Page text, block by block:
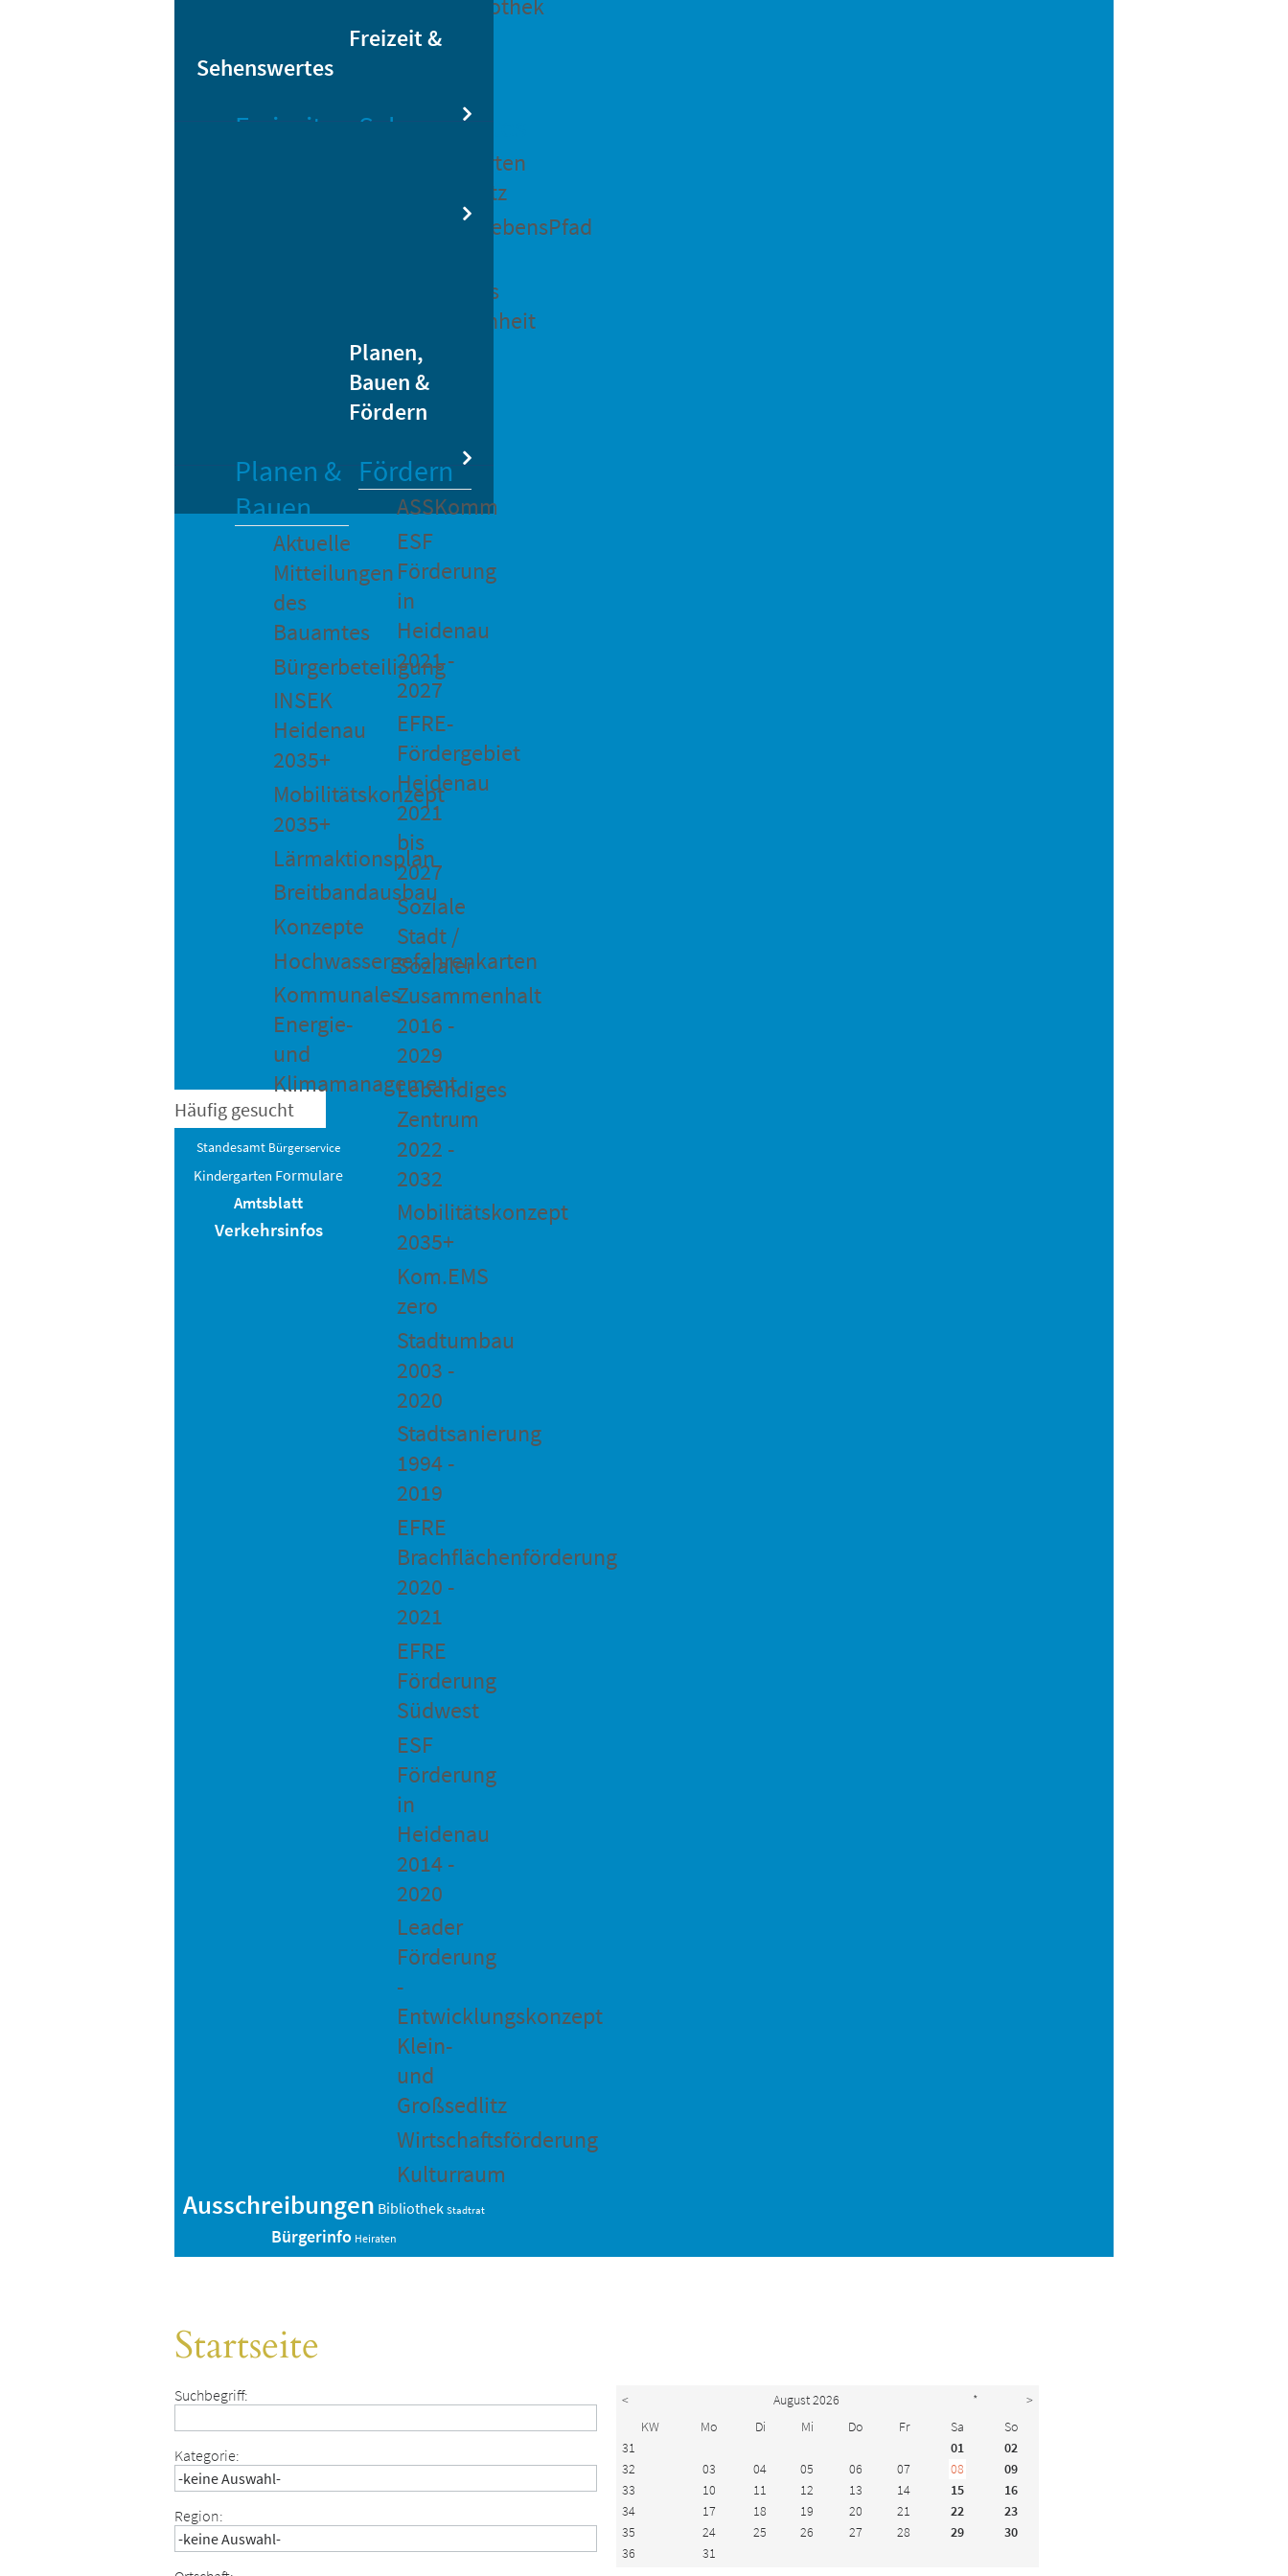
Bikesharing
Stadtbibliothek
Freizeit &
Sehenswertes
Freizeit
Heidenauer
Musiknacht
Sehenswertes
Barockgarten
Großsedlitz
MärchenLebensPfad
Heidenaus
Vergangenheit
Planen,
Bauen &
Fördern
Planen &
Bauen
Aktuelle
Mitteilungen
des
Bauamtes
Bürgerbeteiligung
INSEK
Heidenau
2035+
Mobilitätskonzept
2035+
Lärmaktionsplan
Breitbandausbau
Konzepte
Hochwassergefahrenkarten
Kommunales
Energie-
und
Klimamanagement
Fördern
ASSKomm
ESF
Förderung
in
Heidenau
2021 -
2027
EFRE-
Fördergebiet
Heidenau
2021
bis
2027
Soziale
Stadt /
Sozialer
Zusammenhalt
2016 -
2029
Lebendiges
Zentrum
2022 -
2032
Mobilitätskonzept
2035+
Kom.EMS
zero
Stadtumbau
2003 -
2020
Stadtsanierung
1994 -
2019
EFRE
Brachflächenförderung
2020 -
2021
EFRE
Förderung
Südwest
ESF
Förderung
in
Heidenau
2014 -
2020
Leader
Förderung
-
Entwicklungskonzept
Klein-
und
Großsedlitz
Wirtschaftsförderung
Kulturraum
Häufig gesucht
Standesamt Bürgerservice
Kindergarten Formulare
Amtsblatt
Verkehrsinfos
Ausschreibungen Bibliothek Stadtrat
Bürgerinfo Heiraten
Startseite
Suchbegriff:
Kategorie:
Region:
< August 2026 *
>
KW
Mo Di Mi Do Fr Sa
So
31
01
02
32
03 04 05 06 07 08
09
33
10 11 12 13 14 15
16
34
17 18 19 20 21 22
23
35
24 25 26 27 28 29
30
36
31